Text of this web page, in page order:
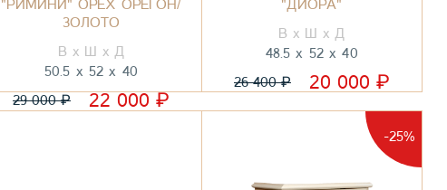
"РИМИНИ" ОРЕХ ОРЕГОН/
ЗОЛОТО
50.5 52
40
29 000₽ 22 000 ₽
"ДИОРА"
48.5 52
40
26 400₽ 20 000 ₽
-25%